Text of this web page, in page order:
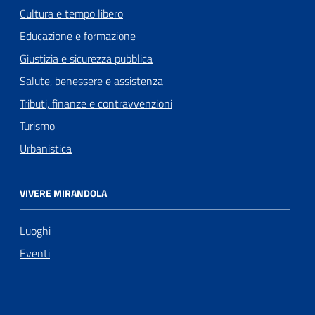
Cultura e tempo libero
Educazione e formazione
Giustizia e sicurezza pubblica
Salute, benessere e assistenza
Tributi, finanze e contravvenzioni
Turismo
Urbanistica
VIVERE MIRANDOLA
Luoghi
Eventi